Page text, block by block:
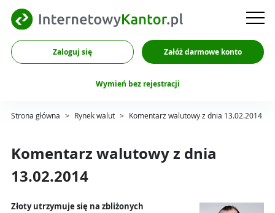
Zaloguj się Załóż darmowe konto
Wymień bez rejestracji
Strona główna > Rynek walut > Komentarz walutowy z dnia 13.02.2014
Komentarz walutowy z dnia
13.02.2014
Złoty utrzymuje się na zbliżonych